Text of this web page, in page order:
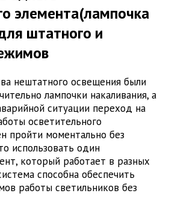
элемента(лампочка
штатного и
нештатного освещения были
лампочки накаливания, а
ситуации переход на
осветительного
пройти моментально без
использовать один
который работает в разных
способна обеспечить
работы светильников без